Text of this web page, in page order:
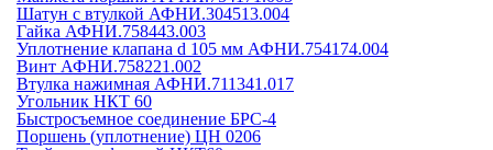
Шатун с втулкой АФНИ.304513.004
Гайка АФНИ.758443.003
Уплотнение клапана d 105 мм АФНИ.754174.004
Винт АФНИ.758221.002
Втулка нажимная АФНИ.711341.017
Угольник НКТ 60
Быстросъемное соединение БРС-4
Поршень (уплотнение) ЦН 0206